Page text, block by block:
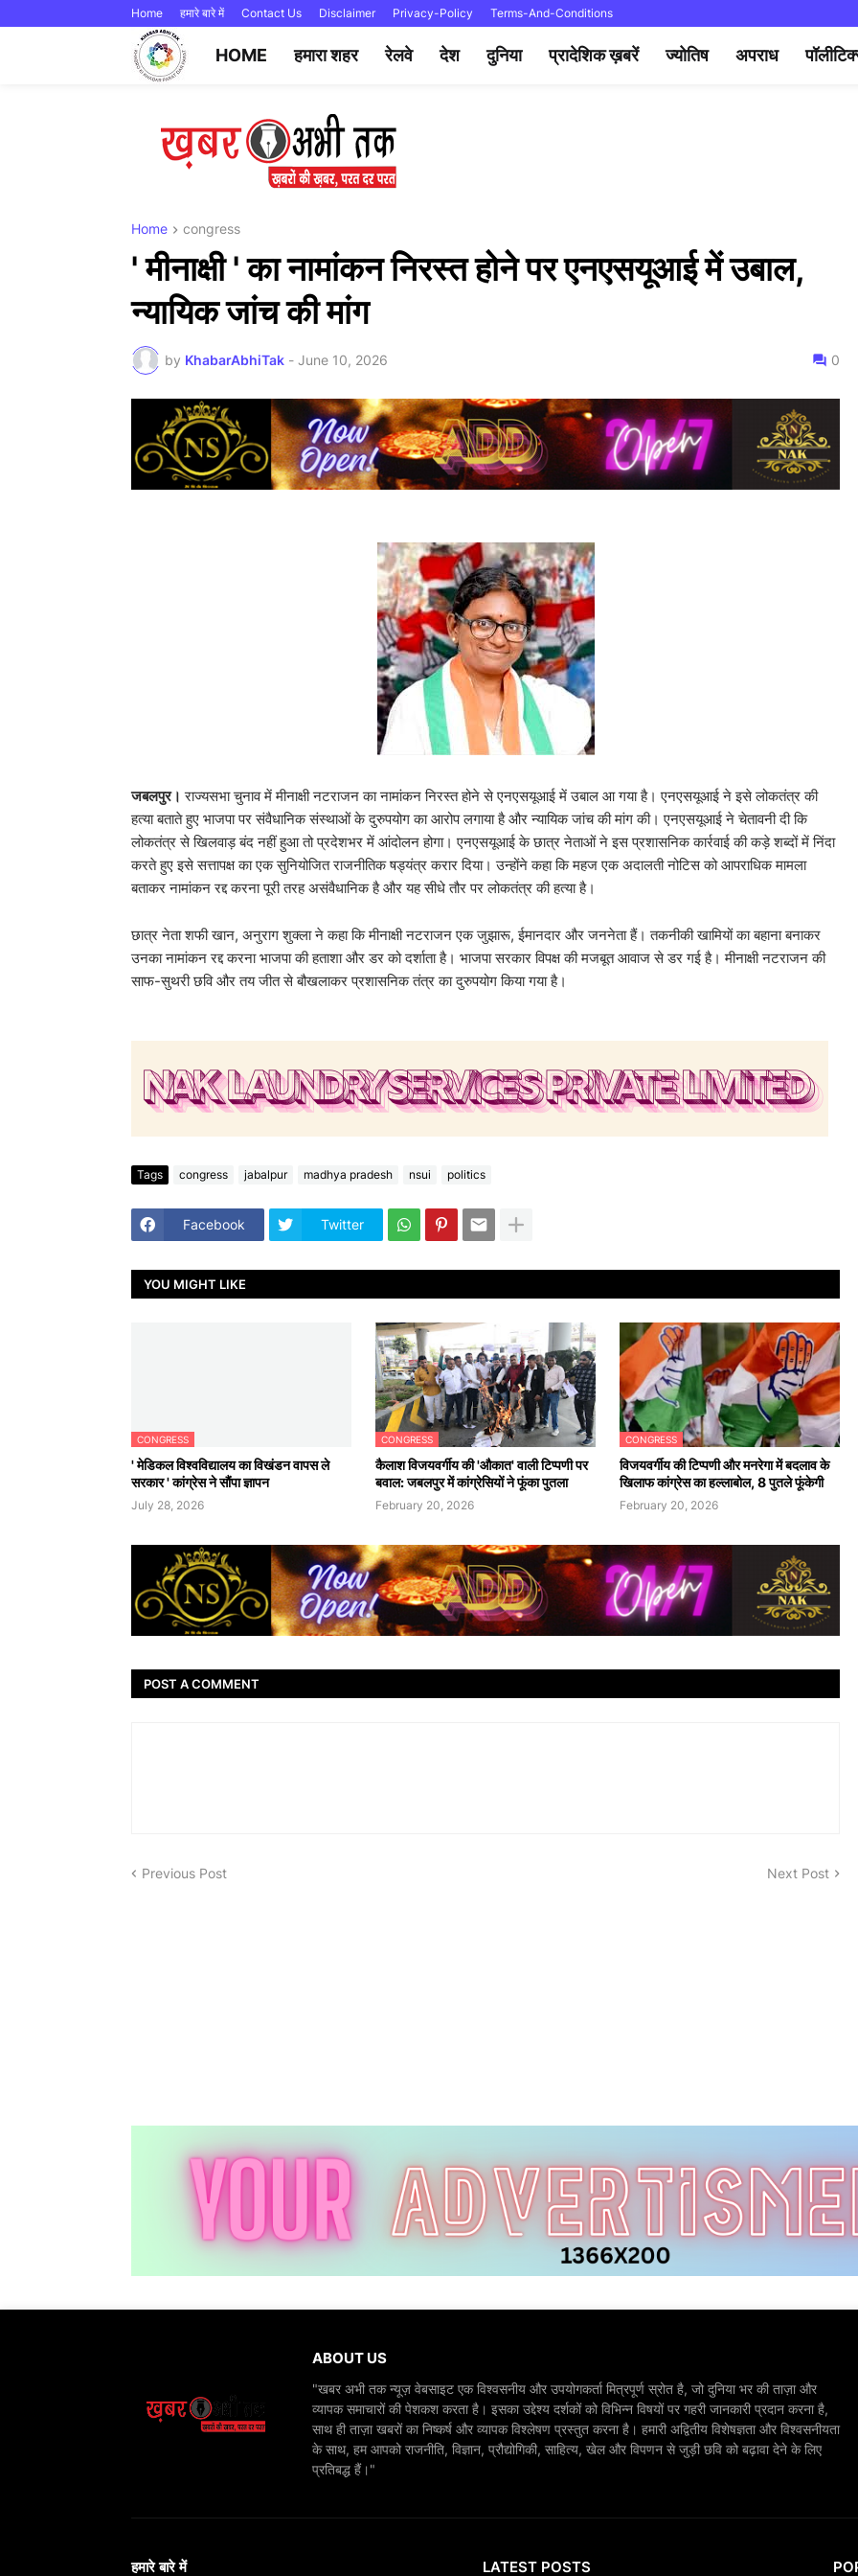
Home हमारे बारे में Contact Us Disclaimer Privacy-Policy Terms-And-Conditions
HOME हमारा शहर रेलवे देश दुनिया प्रादेशिक ख़बरें ज्योतिष अपराध
Home congress
' मीनाक्षी ' का नामांकन निरस्त होने पर एनएसयूआई में उबाल,
न्यायिक जांच की मांग
by KhabarAbhiTak - June 10, 2026 0
जबलपुर। राज्यसभा चुनाव में मीनाक्षी नटराजन का नामांकन निरस्त होने से एनएसयूआई में उबाल आ गया है। एनएसयूआई ने इसे लोकतंत्र की
हत्या बताते हुए भाजपा पर संवैधानिक संस्थाओं के दुरुपयोग का आरोप लगाया है और न्यायिक जांच की मांग की। एनएसयूआई ने चेतावनी दी कि
लोकतंत्र से खिलवाड़ बंद नहीं हुआ तो प्रदेशभर में आंदोलन होगा। एनएसयूआई के छात्र नेताओं ने इस प्रशासनिक कार्रवाई की कड़े शब्दों में निंदा
करते हुए इसे सत्तापक्ष का एक सुनियोजित राजनीतिक षड्यंत्र करार दिया। उन्होंने कहा कि महज एक अदालती नोटिस को आपराधिक मामला
बताकर नामांकन रद्द करना पूरी तरह असंवैधानिक है और यह सीधे तौर पर लोकतंत्र की हत्या है।
छात्र नेता शफी खान, अनुराग शुक्ला ने कहा कि मीनाक्षी नटराजन एक जुझारू, ईमानदार और जननेता हैं। तकनीकी खामियों का बहाना बनाकर
उनका नामांकन रद्द करना भाजपा की हताशा और डर को दर्शाता है। भाजपा सरकार विपक्ष की मजबूत आवाज से डर गई है। मीनाक्षी नटराजन की
साफ-सुथरी छवि और तय जीत से बौखलाकर प्रशासनिक तंत्र का दुरुपयोग किया गया है।
Tags congress jabalpur madhya pradesh nsui politics
Facebook Twitter
YOU MIGHT LIKE
CONGRESS
' मेडिकल विश्वविद्यालय का विखंडन वापस ले
सरकार ' कांग्रेस ने सौंपा ज्ञापन
July 28, 2026
CONGRESS
कैलाश विजयवर्गीय की 'औकात' वाली टिप्पणी पर
बवाल: जबलपुर में कांग्रेसियों ने फूंका पुतला
February 20, 2026
CONGRESS
विजयवर्गीय की टिप्पणी और मनरेगा में बदलाव के
खिलाफ कांग्रेस का हल्लाबोल, 8 पुतले फूंकेगी
February 20, 2026
POST A COMMENT
Previous Post Next Post
ABOUT US
"खबर अभी तक न्यूज़ वेबसाइट एक विश्वसनीय और उपयोगकर्ता मित्रपूर्ण स्रोत है, जो दुनिया भर की ताज़ा और
व्यापक समाचारों की पेशकश करता है। इसका उद्देश्य दर्शकों को विभिन्न विषयों पर गहरी जानकारी प्रदान करना है,
साथ ही ताज़ा खबरों का निष्कर्ष और व्यापक विश्लेषण प्रस्तुत करना है। हमारी अद्वितीय विशेषज्ञता और विश्वसनीयता
के साथ, हम आपको राजनीति, विज्ञान, प्रौद्योगिकी, साहित्य, खेल और विपणन से जुड़ी छवि को बढ़ावा देने के लिए
प्रतिबद्ध हैं।"
हमारे बारे में LATEST POSTS